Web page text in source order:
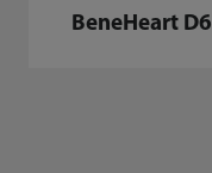
BeneHeart D6